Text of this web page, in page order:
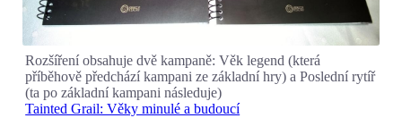
Rozšíření obsahuje dvě kampaně: Věk legend (která
příběhově předchází kampani ze základní hry) a Poslední rytíř
(ta po základní kampani následuje)
Tainted Grail: Věky minulé a budoucí